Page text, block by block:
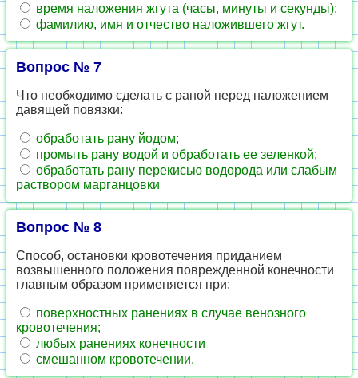
время наложения жгута (часы, минуты и секунды);
фамилию, имя и отчество наложившего жгут.
Вопрос № 7
Что необходимо сделать с раной перед наложением
давящей повязки:
обработать рану йодом;
промыть рану водой и обработать ее зеленкой;
обработать рану перекисью водорода или слабым
раствором марганцовки
Вопрос № 8
Способ, остановки кровотечения приданием
возвышенного положения поврежденной конечности
главным образом применяется при:
поверхностных ранениях в случае венозного
кровотечения;
любых ранениях конечности
смешанном кровотечении.